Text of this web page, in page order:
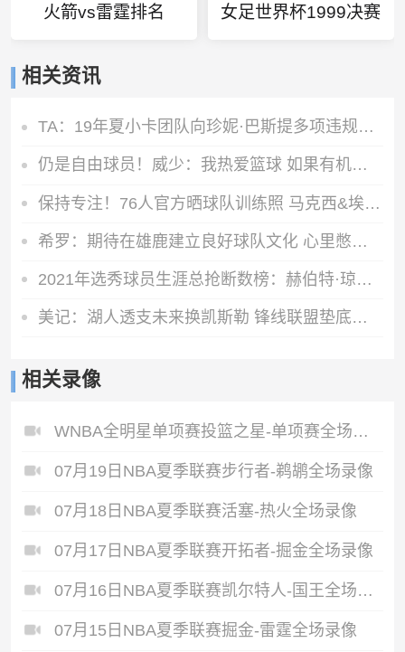
火箭vs雷霆排名 女足世界杯1999决赛
相关资讯
TA：19年夏小卡团队向珍妮·巴斯提多项违规激励要求 但都被拒绝
仍是自由球员！威少：我热爱篮球 如果有机会继续打球我会抓住它
保持专注！76人官方晒球队训练照 马克西&埃奇库姆在列
希罗：期待在雄鹿建立良好球队文化 心里憋着劲去证明自己
2021年选秀球员生涯总抢断数榜：赫伯特·琼斯第一 申京第四
美记：湖人透支未来换凯斯勒 锋线联盟垫底无力补强
相关录像
WNBA全明星单项赛投篮之星-单项赛全场录像
07月19日NBA夏季联赛步行者-鹈鹕全场录像
07月18日NBA夏季联赛活塞-热火全场录像
07月17日NBA夏季联赛开拓者-掘金全场录像
07月16日NBA夏季联赛凯尔特人-国王全场录像
07月15日NBA夏季联赛掘金-雷霆全场录像